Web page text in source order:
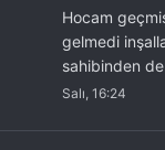
Hocam
gelmedi
sahibinden
Salı, 16:24